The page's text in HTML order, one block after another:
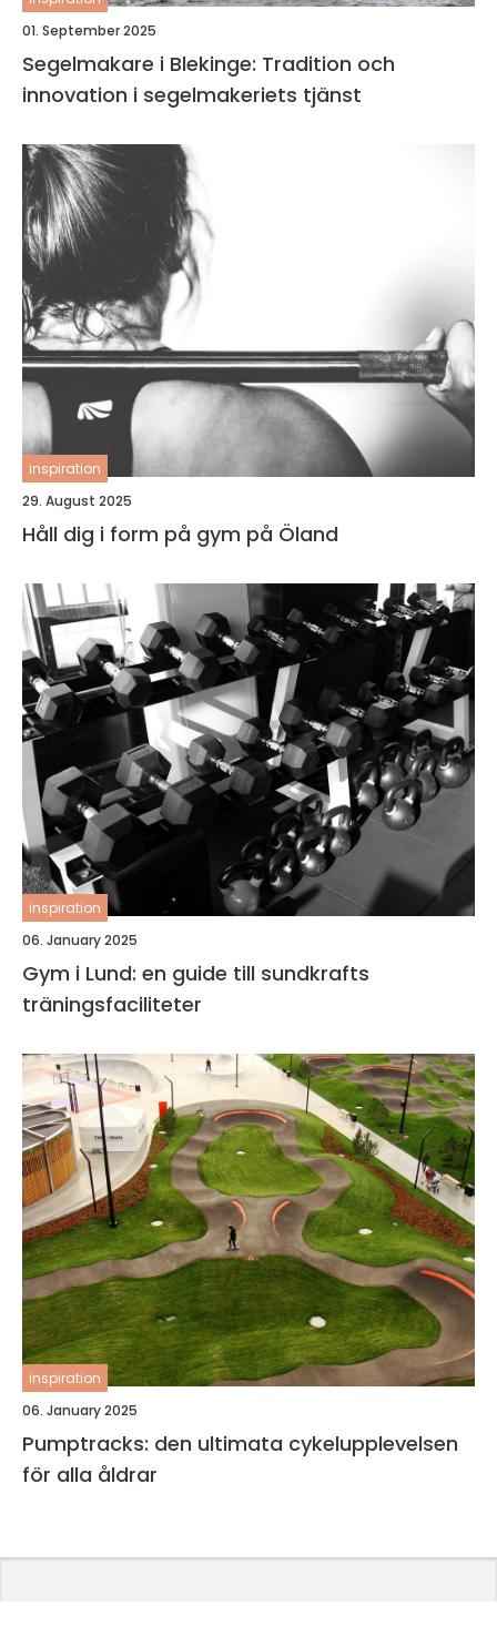
01. September 2025
Segelmakare i Blekinge: Tradition och
innovation i segelmakeriets tjänst
inspiration
29. August 2025
Håll dig i form på gym på Öland
inspiration
06. January 2025
Gym i Lund: en guide till sundkrafts
träningsfaciliteter
inspiration
06. January 2025
Pumptracks: den ultimata cykelupplevelsen
för alla åldrar